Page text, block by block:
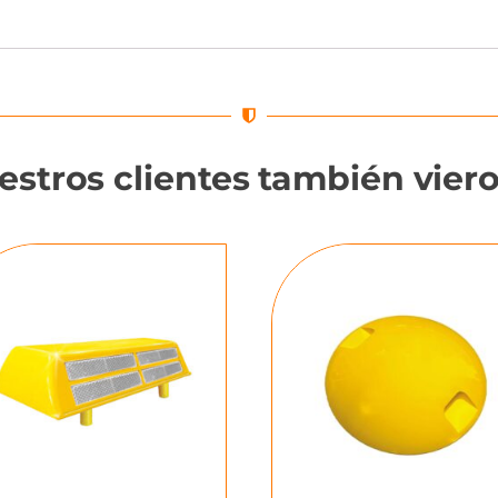
clientes también